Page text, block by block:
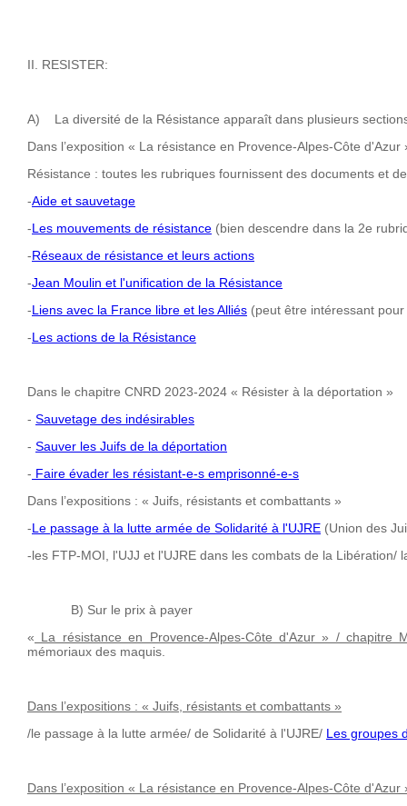
II. RESISTER:
A) La diversité de la Résistance apparaît dans plusieurs
Dans l’exposition « La résistance en Provence-Alpes-Côte d'Azur
Résistance : toutes les rubriques fournissent des documents et
-Aide et sauvetage
-Les mouvements de résistance (bien descendre dans la 2e
-Réseaux de résistance et leurs actions
-Jean Moulin et l'unification de la Résistance
-Liens avec la France libre et les Alliés (peut être intéressant
-Les actions de la Résistance
Dans le chapitre CNRD 2023-2024 « Résister à la déportation »
- Sauvetage des indésirables
- Sauver les Juifs de la déportation
- Faire évader les résistant-e-s emprisonné-e-s
Dans l’expositions : « Juifs, résistants et combattants »
-Le passage à la lutte armée de Solidarité à l'UJRE (Union des
-les FTP-MOI, l'UJJ et l'UJRE dans les combats de la Libération/
B) Sur le prix à payer
« La résistance en Provence-Alpes-Côte d'Azur » / chapitre
mémoriaux des maquis.
Dans l’expositions : « Juifs, résistants et combattants »
/le passage à la lutte armée/ de Solidarité à l'UJRE/ Les groupes
Dans l’exposition « La résistance en Provence-Alpes-Côte